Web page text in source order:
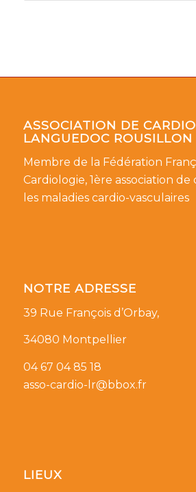
ASSOCIATION DE
LANGUEDOC ROUSILLON
Membre de la Fédération
Cardiologie, 1ère association
les maladies cardio-vasculaires
NOTRE ADRESSE
39 Rue François d’Orbay,
34080 Montpellier
04 67 04 85 18
asso-cardio-lr@bbox.fr
LIEUX